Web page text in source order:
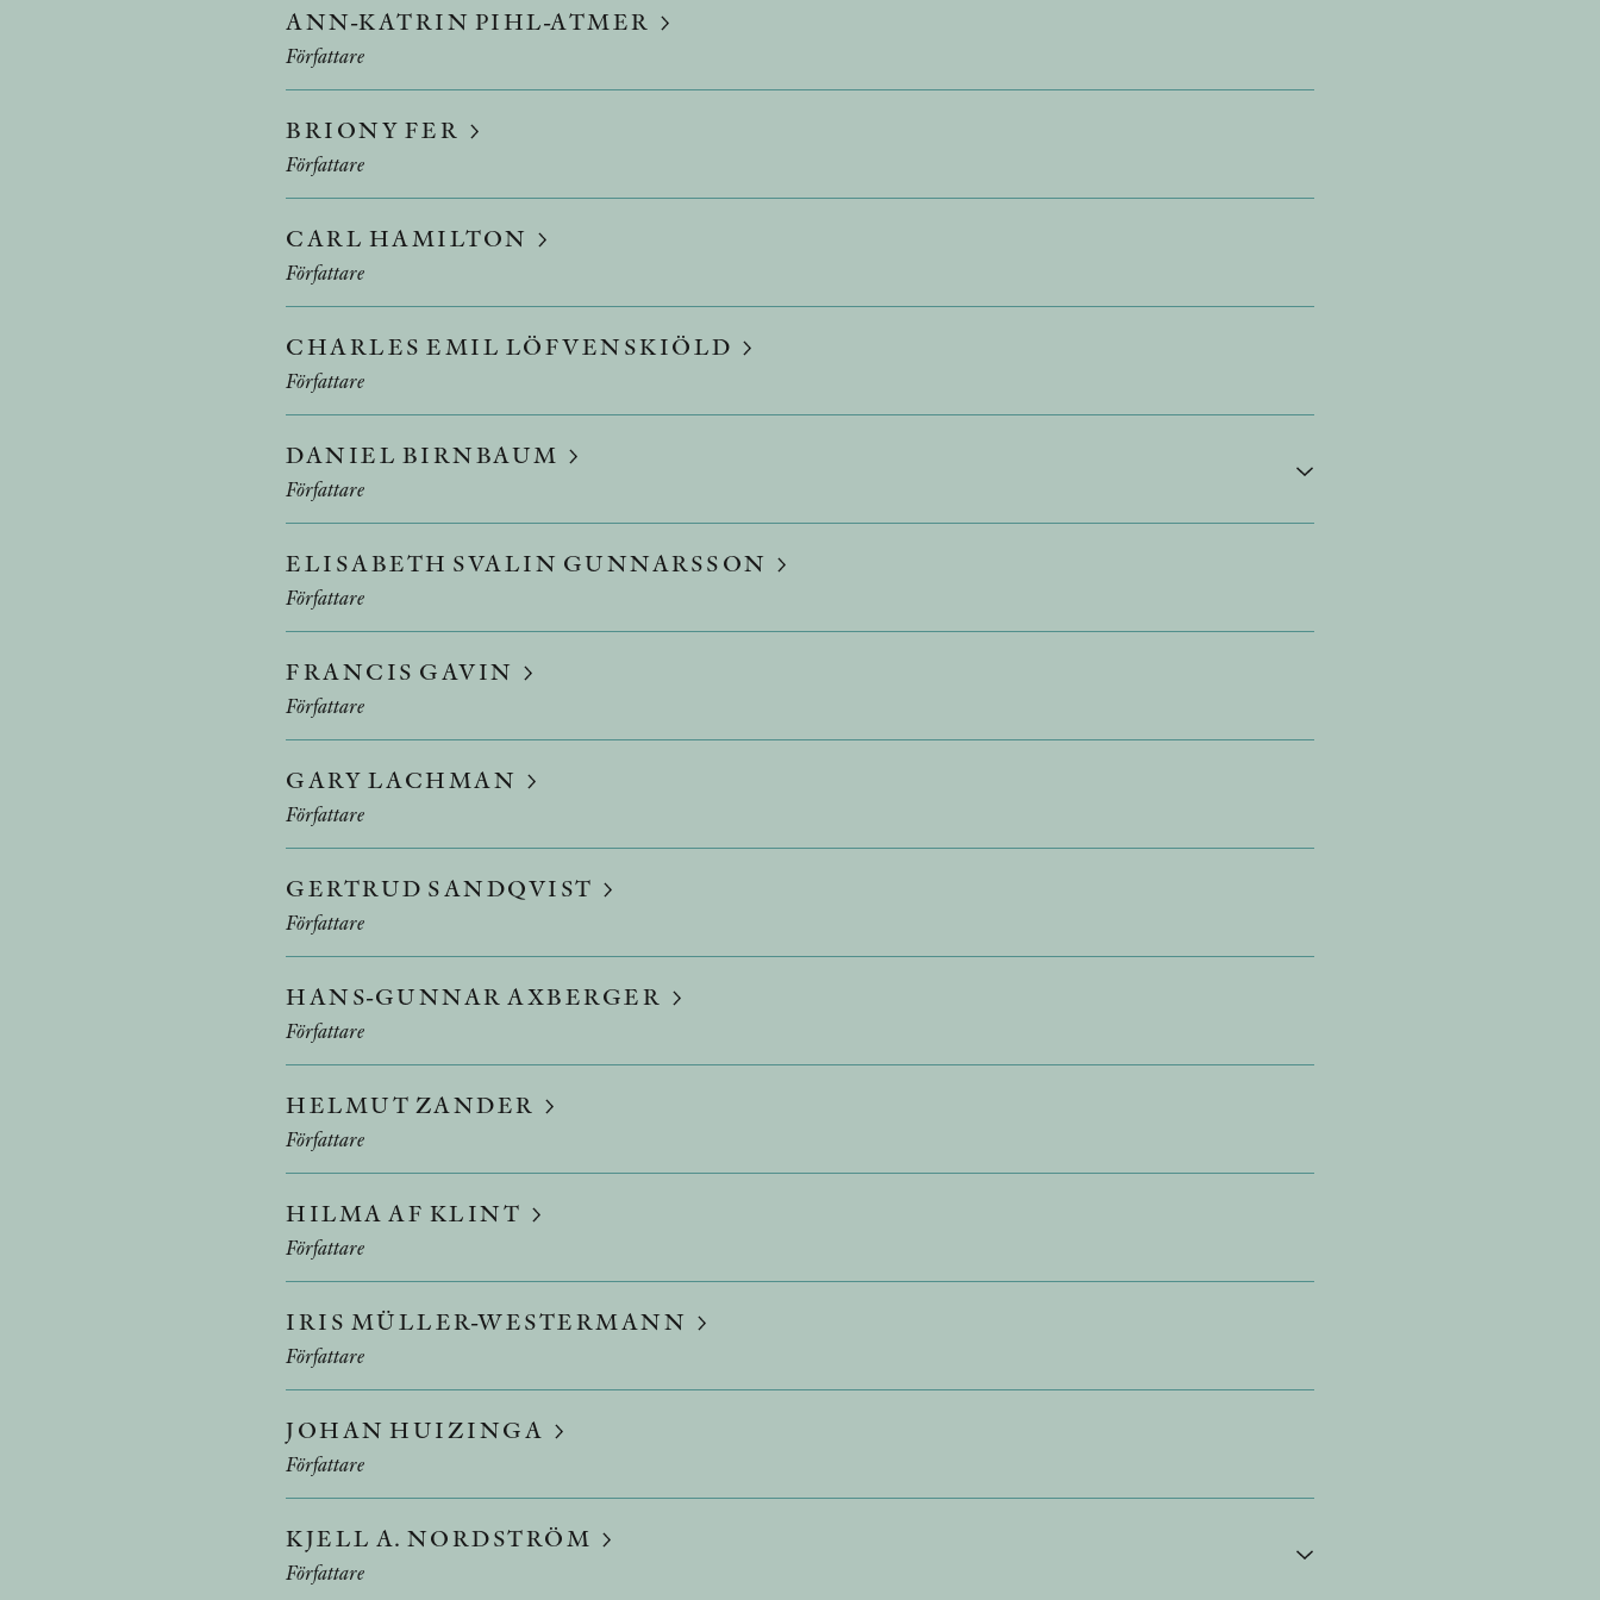
ANN-KATRIN PIHL-ATMER
Författare
BRIONY FER
Författare
CARL HAMILTON
Författare
CHARLES EMIL LÖFVENSKIÖLD
Författare
DANIEL BIRNBAUM
Författare
ELISABETH SVALIN GUNNARSSON
Författare
FRANCIS GAVIN
Författare
GARY LACHMAN
Författare
GERTRUD SANDQVIST
Författare
HANS-GUNNAR AXBERGER
Författare
HELMUT ZANDER
Författare
HILMA AF KLINT
Författare
IRIS MÜLLER-WESTERMANN
Författare
JOHAN HUIZINGA
Författare
KJELL A. NORDSTRÖM
Författare